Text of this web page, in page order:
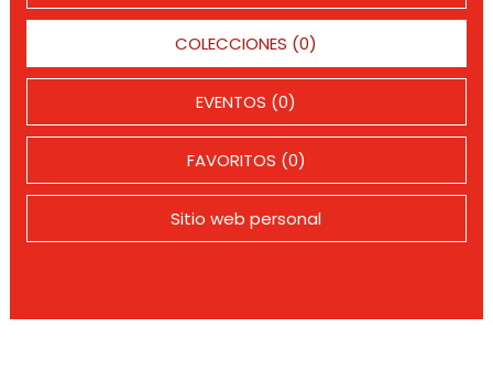
COLECCIONES (0)
EVENTOS (0)
FAVORITOS (0)
Sitio web personal